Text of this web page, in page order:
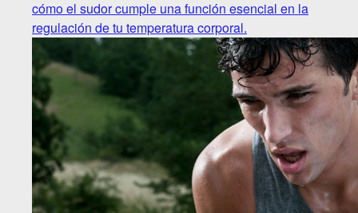
cómo el sudor cumple una función esencial en la
regulación de tu temperatura corporal.